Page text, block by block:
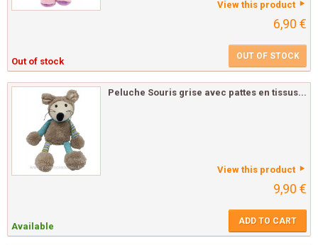
View this product
6,90 €
Out of stock OUT OF STOCK
Peluche Souris grise avec pattes en tissus...
View this product
9,90 €
Available ADD TO CART